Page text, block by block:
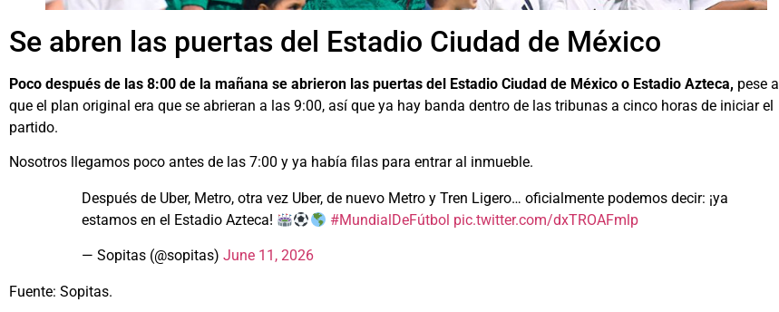
Se abren las puertas del Estadio Ciudad de México
Poco después de las 8:00 de la mañana se abrieron las puertas del Estadio Ciudad de México o Estadio Azteca, pese a
que el plan original era que se abrieran a las 9:00, así que ya hay banda dentro de las tribunas a cinco horas de iniciar el
partido.
Nosotros llegamos poco antes de las 7:00 y ya había filas para entrar al inmueble.
Después de Uber, Metro, otra vez Uber, de nuevo Metro y Tren Ligero… oficialmente podemos decir: ¡ya
estamos en el Estadio Azteca!
#MundialDeFútbol pic.twitter.com/dxTROAFmlp
— Sopitas (@sopitas) June 11, 2026
Fuente: Sopitas.